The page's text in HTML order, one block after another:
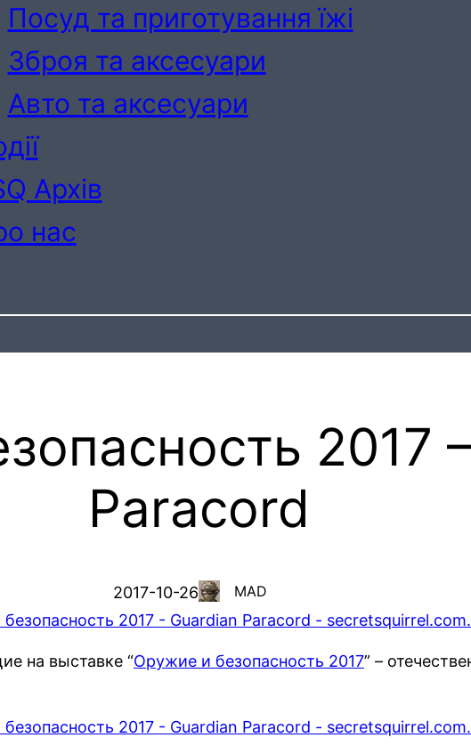
Посуд та приготування їжі
Зброя та аксесуари
Авто та аксесуари
Архів
нас
2017
Paracord
2017-10-26 MAD
на выставке “Оружие и безопасность 2017” –